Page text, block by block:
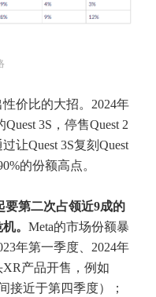
价比的大招。2024年
3S，停售Quest 2
让Quest 3S复刻Quest
的份额高点。
要第二次占领近9成的
。 Meta的市场份额暴
年第一季度、2024年
产品开售，例如
接近于第四季度）；